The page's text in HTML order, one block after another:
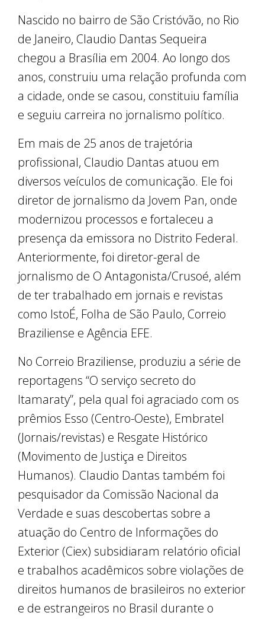
Nascido no bairro de São Cristóvão, no Rio
de Janeiro, Claudio Dantas Sequeira
chegou a Brasília em 2004. Ao longo dos
anos, construiu uma relação profunda com
a cidade, onde se casou, constituiu família
e seguiu carreira no jornalismo político.
Em mais de 25 anos de trajetória
profissional, Claudio Dantas atuou em
diversos veículos de comunicação. Ele foi
diretor de jornalismo da Jovem Pan, onde
modernizou processos e fortaleceu a
presença da emissora no Distrito Federal.
Anteriormente, foi diretor-geral de
jornalismo de O Antagonista/Crusoé, além
de ter trabalhado em jornais e revistas
como IstoÉ, Folha de São Paulo, Correio
Braziliense e Agência EFE.
No Correio Braziliense, produziu a série de
reportagens “O serviço secreto do
Itamaraty”, pela qual foi agraciado com os
prêmios Esso (Centro-Oeste), Embratel
(Jornais/revistas) e Resgate Histórico
(Movimento de Justiça e Direitos
Humanos). Claudio Dantas também foi
pesquisador da Comissão Nacional da
Verdade e suas descobertas sobre a
atuação do Centro de Informações do
Exterior (Ciex) subsidiaram relatório oficial
e trabalhos acadêmicos sobre violações de
direitos humanos de brasileiros no exterior
e de estrangeiros no Brasil durante o